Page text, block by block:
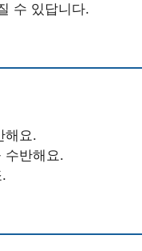
수 있답니다.
해요.
수반해요.